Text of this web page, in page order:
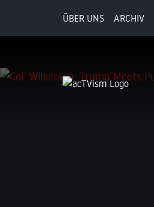
ÜBER UNS ARCHIV
22. August 2025